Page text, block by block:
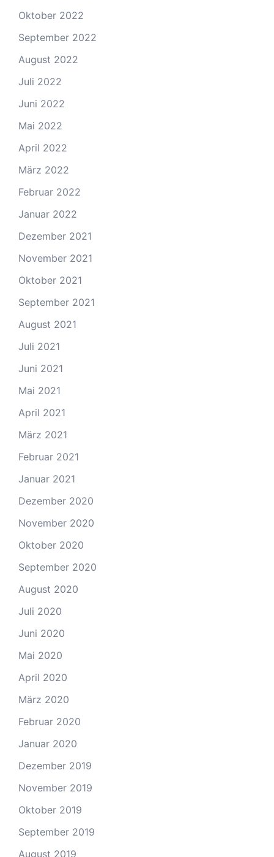
Oktober 2022
September 2022
August 2022
Juli 2022
Juni 2022
Mai 2022
April 2022
März 2022
Februar 2022
Januar 2022
Dezember 2021
November 2021
Oktober 2021
September 2021
August 2021
Juli 2021
Juni 2021
Mai 2021
April 2021
März 2021
Februar 2021
Januar 2021
Dezember 2020
November 2020
Oktober 2020
September 2020
August 2020
Juli 2020
Juni 2020
Mai 2020
April 2020
März 2020
Februar 2020
Januar 2020
Dezember 2019
November 2019
Oktober 2019
September 2019
August 2019